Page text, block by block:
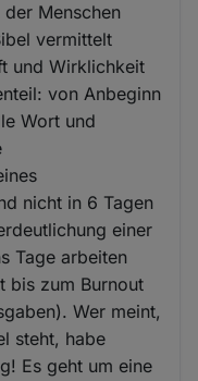
Menschen
vermittelt
und Wirklichkeit
von Anbeginn
Wort und
nicht in 6 Tagen
einer
Tage arbeiten
bis zum Burnout
Wer meint,
steht, habe
Es geht um eine